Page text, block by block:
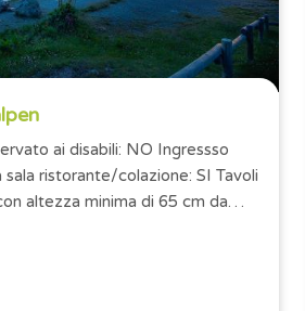
ai disabili: NO Ingressso
ristorante/colazione: SI Tavoli
altezza minima di 65 cm da